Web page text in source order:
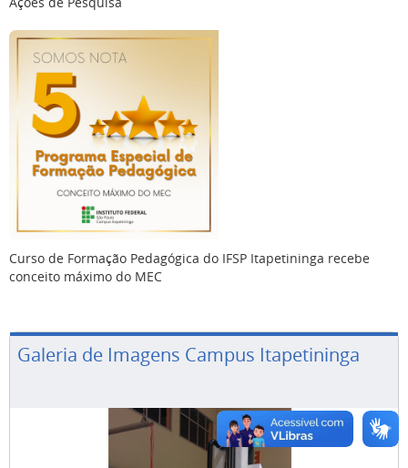
Curso de Formação Pedagógica do IFSP Itapetininga recebe
conceito máximo do MEC
Galeria de Imagens Campus Itapetininga